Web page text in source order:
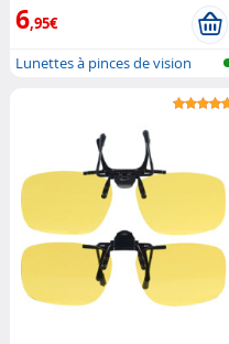
6,95€
Lunettes à pinces de vision